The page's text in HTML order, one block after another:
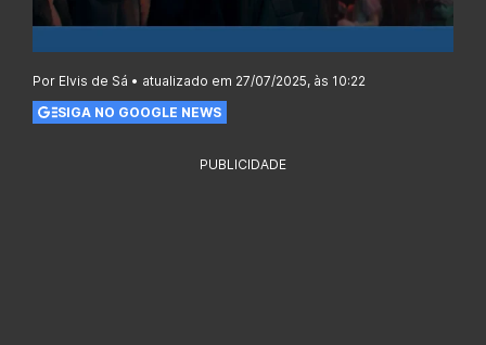
Por Elvis de Sá • atualizado em 27/07/2025, às 10:22
SIGA NO GOOGLE NEWS
PUBLICIDADE